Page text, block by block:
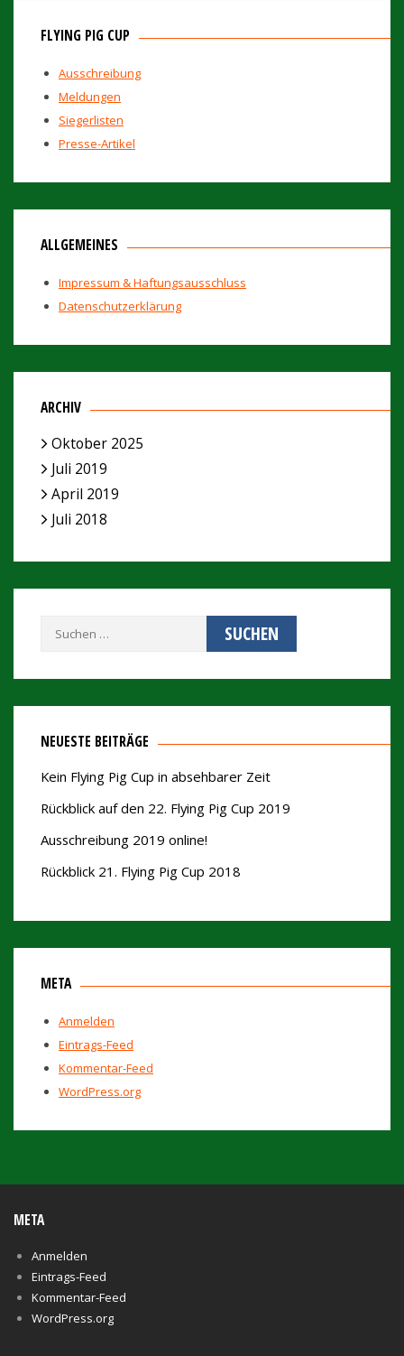
FLYING PIG CUP
Ausschreibung
Meldungen
Siegerlisten
Presse-Artikel
ALLGEMEINES
Impressum & Haftungsausschluss
Datenschutzerklärung
ARCHIV
Oktober 2025
Juli 2019
April 2019
Juli 2018
Suchen
NEUESTE BEITRÄGE
Kein Flying Pig Cup in absehbarer Zeit
Rückblick auf den 22. Flying Pig Cup 2019
Ausschreibung 2019 online!
Rückblick 21. Flying Pig Cup 2018
META
Anmelden
Eintrags-Feed
Kommentar-Feed
WordPress.org
META
Anmelden
Eintrags-Feed
Kommentar-Feed
WordPress.org